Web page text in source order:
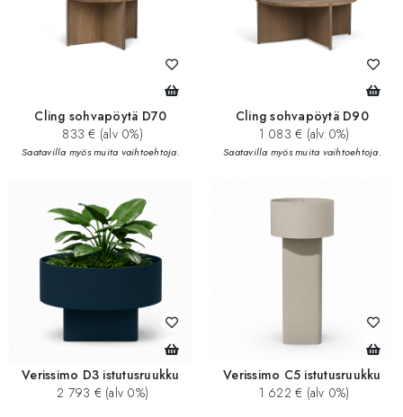
Cling sohvapöytä D70
833 € (alv 0%)
Saatavilla myös muita vaihtoehtoja.
Cling sohvapöytä D90
1 083 € (alv 0%)
Saatavilla myös muita vaihtoehtoja.
Verissimo D3 istutusruukku
2 793 € (alv 0%)
Verissimo C5 istutusruukku
1 622 € (alv 0%)